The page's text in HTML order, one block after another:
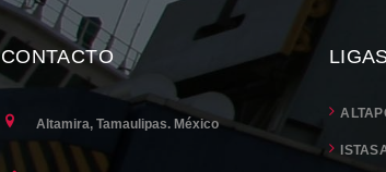
CONTACTO
Altamira, Tamaulipas. México